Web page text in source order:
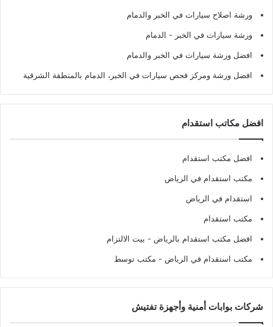
ورشة اصلاح سيارات في الخبر والدمام
ورشة سيارات في الخبر - الدمام
افضل ورشة سيارات في الخبر والدمام
افضل ورشة ومركز فحص سيارات في الخبر، الدمام بالمنطقة الشرقية
افضل مكاتب استقدام
افضل مكتب استقدام
مكتب استقدام في الرياض
استقدام في الرياض
مكتب استقدام
افضل مكتب استقدام بالرياض - بيت الالتزام
مكتب استقدام في الرياض - مكتب توسط
شركات بوابات أمنية وأجهزة تفتيش